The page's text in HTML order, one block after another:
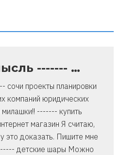
------- …
сочи проекты планировки
компаний юридических
------- купить
магазин Я считаю,
это доказать. Пишите мне
детские шары Можно